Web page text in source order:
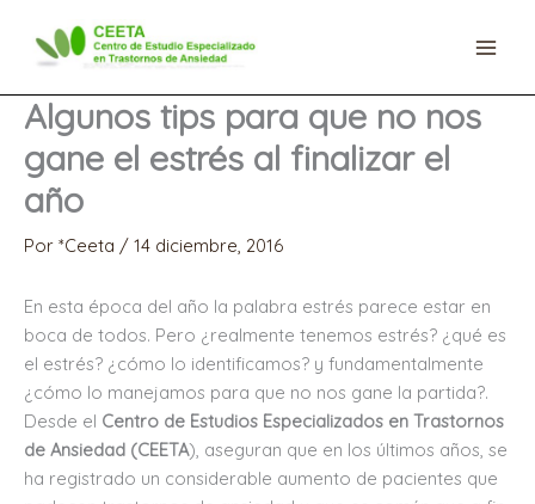
contenido
Algunos tips para que no nos
gane el estrés al finalizar el
año
Por *Ceeta / 14 diciembre, 2016
En esta época del año la palabra estrés parece estar en
boca de todos. Pero ¿realmente tenemos estrés? ¿qué es
el estrés? ¿cómo lo identificamos? y fundamentalmente
¿cómo lo manejamos para que no nos gane la partida?.
Desde el Centro de Estudios Especializados en Trastornos
de Ansiedad (CEETA), aseguran que en los últimos años, se
ha registrado un considerable aumento de pacientes que